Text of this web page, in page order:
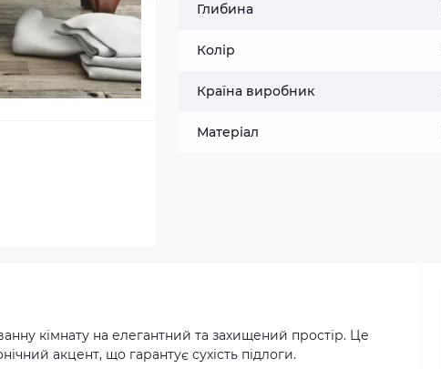
Глибина
Колір
Країна виробник
Матеріал
кімнату на елегантний та захищений простір. Це
акцент, що гарантує сухість підлоги.